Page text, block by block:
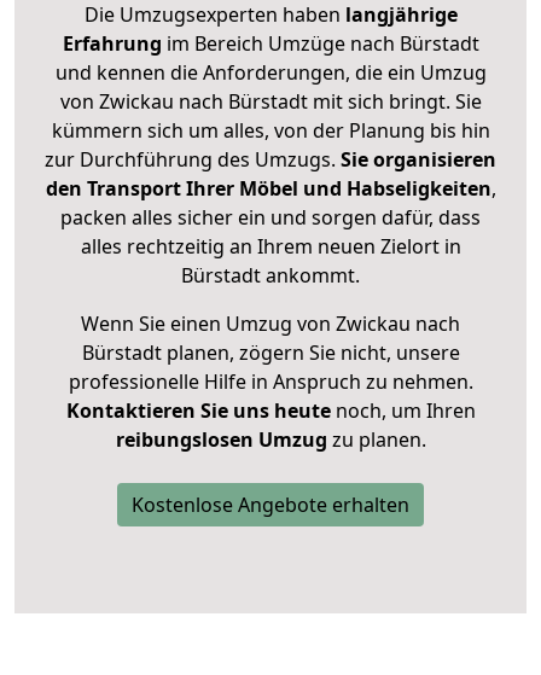
Die Umzugsexperten haben langjährige
Erfahrung im Bereich Umzüge nach Bürstadt
und kennen die Anforderungen, die ein Umzug
von Zwickau nach Bürstadt mit sich bringt. Sie
kümmern sich um alles, von der Planung bis hin
zur Durchführung des Umzugs. Sie organisieren
den Transport Ihrer Möbel und Habseligkeiten,
packen alles sicher ein und sorgen dafür, dass
alles rechtzeitig an Ihrem neuen Zielort in
Bürstadt ankommt.
Wenn Sie einen Umzug von Zwickau nach
Bürstadt planen, zögern Sie nicht, unsere
professionelle Hilfe in Anspruch zu nehmen.
Kontaktieren Sie uns heutenoch, um Ihren
reibungslosen Umzug zu planen.
Kostenlose Angebote erhalten